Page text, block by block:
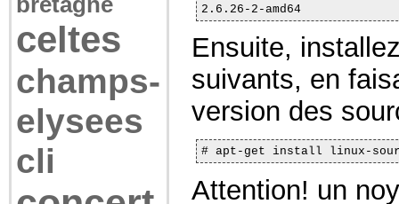
celtes
champs-
elysees
cli
2.6.26-2-amd64
Ensuite,
suivants, en
version des
# apt-get install linux-
Attention! un